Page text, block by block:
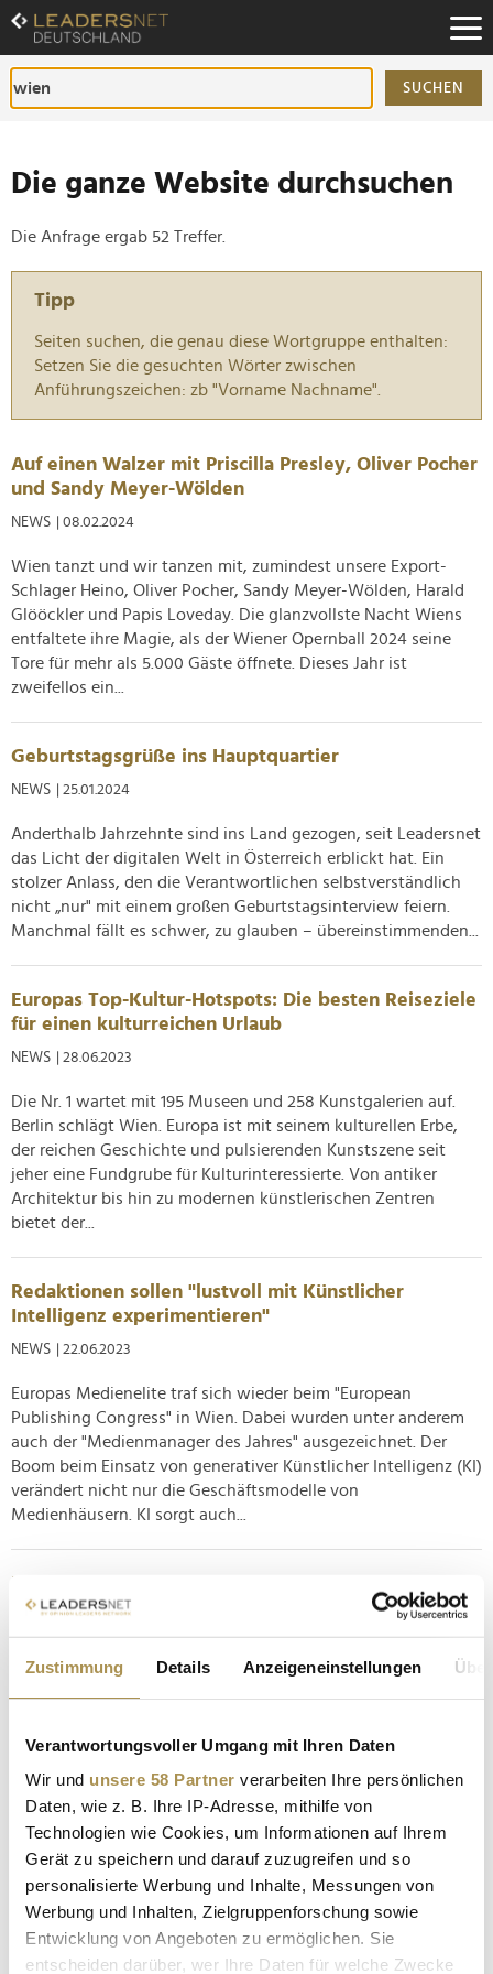
Zustimmung Details Anzeigeneinstellungen
Verantwortungsvoller Umgang mit Ihren Daten
Wir und unsere 58 Partner verarbeiten Ihre persönlichen
Daten, wie z. B. Ihre IP-Adresse, mithilfe von
Technologien wie Cookies, um Informationen auf Ihrem
Gerät zu speichern und darauf zuzugreifen und so
personalisierte Werbung und Inhalte, Messungen von
Werbung und Inhalten, Zielgruppenforschung sowie
Entwicklung von Angeboten zu ermöglichen. Sie
entscheiden darüber, wer Ihre Daten für welche Zwecke
Zum
Inhalt
Zur
Fußzeilen-
Navigation
SUCHEN
Die ganze Website durchsuchen
Die Anfrage ergab 52 Treffer.
Tipp
Seiten suchen, die genau diese Wortgruppe enthalten:
Setzen Sie die gesuchten Wörter zwischen
Anführungszeichen: zb "Vorname Nachname".
Auf einen Walzer mit Priscilla Presley, Oliver Pocher
und Sandy Meyer-Wölden
NEWS | 08.02.2024
Wien tanzt und wir tanzen mit, zumindest unsere Export-
Schlager Heino, Oliver Pocher, Sandy Meyer-Wölden, Harald
Glööckler und Papis Loveday. Die glanzvollste Nacht Wiens
entfaltete ihre Magie, als der Wiener Opernball 2024 seine
Tore für mehr als 5.000 Gäste öffnete. Dieses Jahr ist
zweifellos ein...
Geburtstagsgrüße ins Hauptquartier
NEWS | 25.01.2024
Anderthalb Jahrzehnte sind ins Land gezogen, seit Leadersnet
das Licht der digitalen Welt in Österreich erblickt hat. Ein
stolzer Anlass, den die Verantwortlichen selbstverständlich
nicht „nur" mit einem großen Geburtstagsinterview feiern.
Manchmal fällt es schwer, zu glauben – übereinstimmenden...
Europas Top-Kultur-Hotspots: Die besten Reiseziele
für einen kulturreichen Urlaub
NEWS | 28.06.2023
Die Nr. 1 wartet mit 195 Museen und 258 Kunstgalerien auf.
Berlin schlägt Wien. Europa ist mit seinem kulturellen Erbe,
der reichen Geschichte und pulsierenden Kunstszene seit
jeher eine Fundgrube für Kulturinteressierte. Von antiker
Architektur bis hin zu modernen künstlerischen Zentren
bietet der...
Redaktionen sollen "lustvoll mit Künstlicher
Intelligenz experimentieren"
NEWS | 22.06.2023
Europas Medienelite traf sich wieder beim "European
Publishing Congress" in Wien. Dabei wurden unter anderem
auch der "Medienmanager des Jahres" ausgezeichnet. Der
Boom beim Einsatz von generativer Künstlicher Intelligenz (KI)
verändert nicht nur die Geschäftsmodelle von
Medienhäusern. KI sorgt auch...
Das sind die Top-Reiseziele in Europa für Film- und
Serienfans
NEWS | 30.05.2023
viele gibt es nichts Spannenderes, als die Drehorte ihrer
Lieblingsfilme und -serien zu erkunden – dafür hat der Online-
Reiseanbieter...
Österreichische Brauerei wirbt in Berlin, um in Wien
angesagt zu sein
NEWS | 18.05.2023